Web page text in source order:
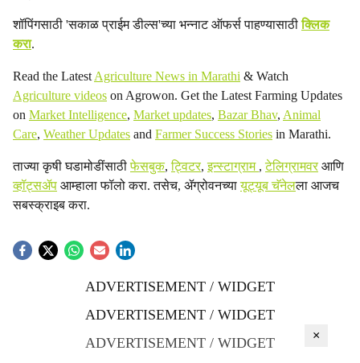
शॉपिंगसाठी 'सकाळ प्राईम डील्स'च्या भन्नाट ऑफर्स पाहण्यासाठीक्लिक
करा.
Read the Latest Agriculture News in Marathi & Watch
Agriculture videos on Agrowon. Get the Latest Farming Updates
on Market Intelligence, Market updates, Bazar Bhav, Animal
Care, Weather Updates and Farmer Success Stories in Marathi.
ताज्या कृषी घडामोडींसाठीफेसबुक,ट्विटर,इन्स्टाग्राम ,टेलिग्रामवरआणि
व्हॉट्सॲप आम्हाला फॉलो करा. तसेच, ॲग्रोवनच्यायूट्यूब चॅनेलला आजच
सबस्क्राइब करा.
ADVERTISEMENT / WIDGET
ADVERTISEMENT / WIDGET
ADVERTISEMENT / WIDGET
×